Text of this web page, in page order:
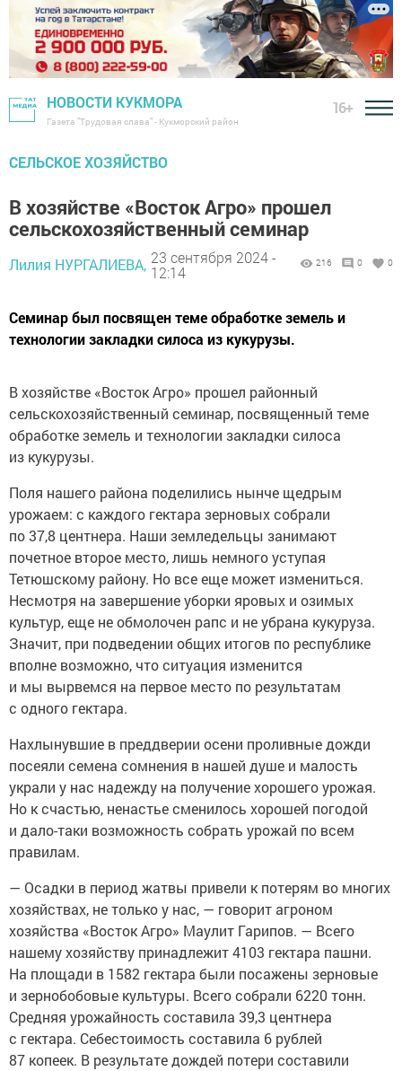
НОВОСТИ КУКМОРА
Газета "Трудовая слава" - Кукморский район
16+
СЕЛЬСКОЕ ХОЗЯЙСТВО
В хозяйстве «Восток Агро» прошел
сельскохозяйственный семинар
Лилия НУРГАЛИЕВА, 23 сентября 2024 -
12:14
216 0 0
Семинар был посвящен теме обработке земель и
технологии закладки силоса из кукурузы.
В хозяйстве «Восток Агро» прошел районный
сельскохозяйственный семинар, посвященный теме
обработке земель и технологии закладки силоса
из кукурузы.
Поля нашего района поделились нынче щедрым
урожаем: с каждого гектара зерновых собрали
по 37,8 центнера. Наши земледельцы занимают
почетное второе место, лишь немного уступая
Тетюшскому району. Но все еще может измениться.
Несмотря на завершение уборки яровых и озимых
культур, еще не обмолочен рапс и не убрана кукуруза.
Значит, при подведении общих итогов по республике
вполне возможно, что ситуация изменится
и мы вырвемся на первое место по результатам
с одного гектара.
Нахлынувшие в преддверии осени проливные дожди
посеяли семена сомнения в нашей душе и малость
украли у нас надежду на получение хорошего урожая.
Но к счастью, ненастье сменилось хорошей погодой
и дало-таки возможность собрать урожай по всем
правилам.
— Осадки в период жатвы привели к потерям во многих
хозяйствах, не только у нас, — говорит агроном
хозяйства «Восток Агро» Маулит Гарипов. — Всего
нашему хозяйству принадлежит 4103 гектара пашни.
На площади в 1582 гектара были посажены зерновые
и зернобобовые культуры. Всего собрали 6220 тонн.
Средняя урожайность составила 39,3 центнера
с гектара. Себестоимость составила 6 рублей
87 копеек. В результате дождей потери составили